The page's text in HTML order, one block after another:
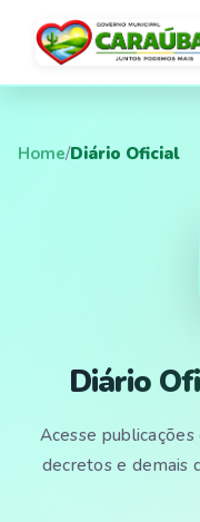
Home/Diário Oficial
Diário
Acesse
decretos e demais